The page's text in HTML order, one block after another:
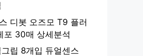
디봇 오즈모 T9 플러
포 30매 상세분석
립 8개입 듀얼센스